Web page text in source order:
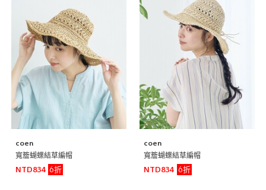
coen
寬簷蝴蝶結草編帽
NTD834
6折
coen
寬簷蝴蝶結草編帽
NTD834
6折